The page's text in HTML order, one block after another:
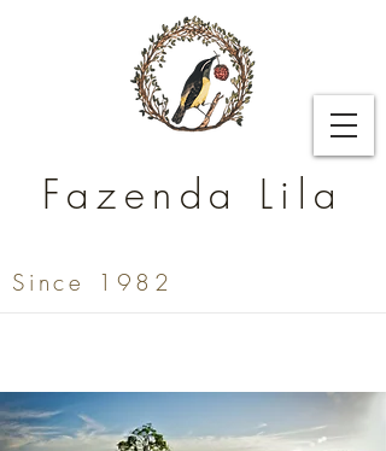
Fazenda Lila
Since 1982